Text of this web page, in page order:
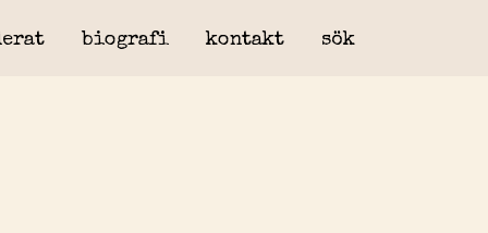
biografi kontakt sök